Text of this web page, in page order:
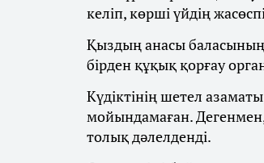
келіп, көрші үйдің
Қыздың анасы баласының
бірден құқық қорғау
Күдіктінің шетел
мойындамаған.
толық дәлелденді.